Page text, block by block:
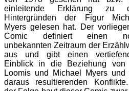
einleitende Erklärung zu
Hintergründen der Figur
Myers gelesen hat. Der
Comic definiert einen
unbekannten Zeitraum der
aus und gibt einen
Einblick in die Beziehung von
Loomis und Michael Myers und
daraus resultierenden